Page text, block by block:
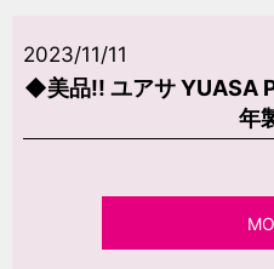
2023/11/11
◆美品!! ユアサ YUASA
年